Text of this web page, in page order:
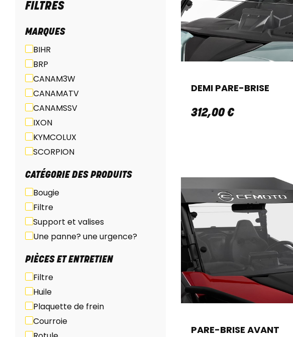
FILTRES
MARQUES
BIHR
BRP
CANAM3W
CANAMATV
CANAMSSV
IXON
KYMCOLUX
SCORPION
CATÉGORIE DES PRODUITS
Bougie
Filtre
Support et valises
Une panne? une urgence?
PIÈCES ET ENTRETIEN
Filtre
Huile
Plaquette de frein
Courroie
DEMI PARE-BRISE
312,00€
PARE-BRISE AVANT